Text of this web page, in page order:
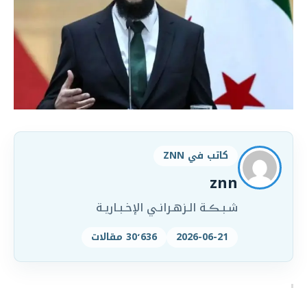
كاتب في ZNN
znn
شـبـڪـة الـزهـرانـي الإخـبـاريـة
2026-06-21 30٬636 مقالات